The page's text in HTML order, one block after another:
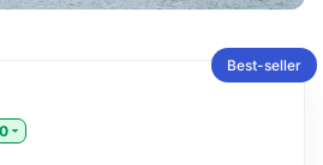
Best-seller